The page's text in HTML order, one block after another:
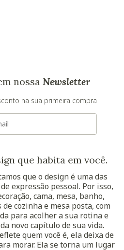
nossa Newsletter
na sua primeira compra
que habita em você.
que o design é uma das
expressão pessoal. Por isso,
cama, mesa, banho,
cozinha e mesa posta, com
para acolher a sua rotina e
novo capítulo de sua vida.
quem você é, ela deixa de
morar. Ela se torna um lugar